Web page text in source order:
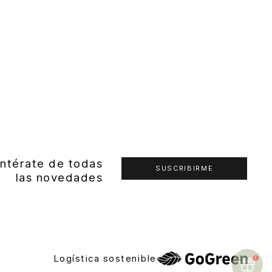
de todas
las novedades
SUSCRIBIRME
Logística sostenible